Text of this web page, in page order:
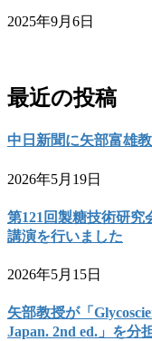
2025年9月6日
最近の投稿
中日新聞に矢部富雄
2026年5月19日
第121回製糖技術研究
講演を行いました
2026年5月15日
矢部教授が「
Japan. 2nd ed.」を分